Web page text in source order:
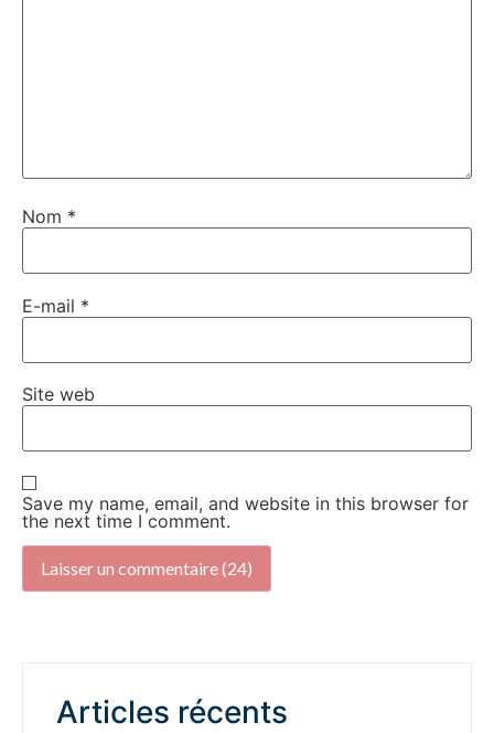
Nom *
E-mail *
Site web
Save my name, email, and website in this browser for
the next time I comment.
Articles récents